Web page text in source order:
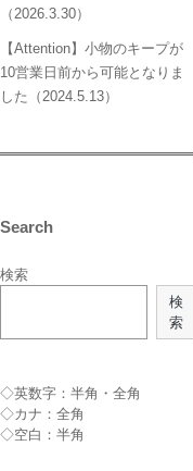
（2026.3.30）
【Attention】小物のキープが
10営業日前から可能となりま
した（2024.5.13）
Search
検索
検
索
◇英数字：半角・全角
◇カナ：全角
◇空白：半角